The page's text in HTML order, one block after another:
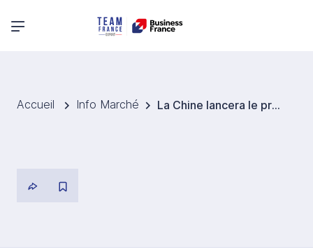
Menu principal
Accueil Info Marché La Chine lancera le premier SMR commercial au monde début 2026